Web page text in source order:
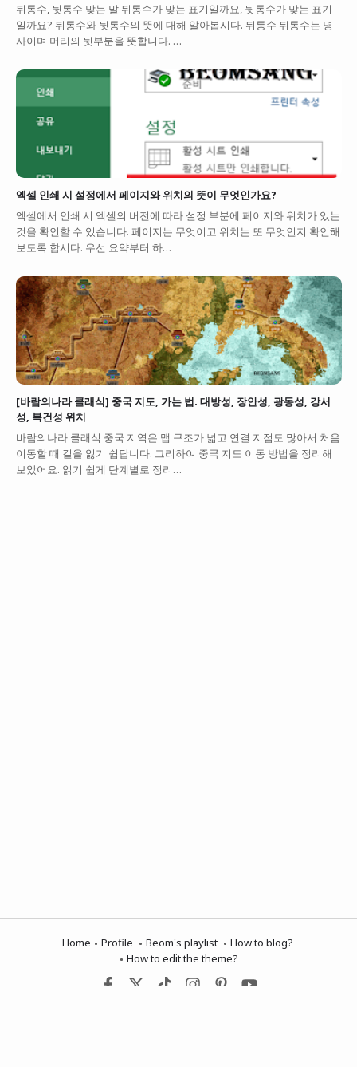
뒤통수, 뒷통수 맞는 말 뒤통수가 맞는 표기일까요, 뒷통수가 맞는 표기
일까요? 뒤통수와 뒷통수의 뜻에 대해 알아봅시다. 뒤통수 뒤통수는 명
사이며 머리의 뒷부분을 뜻합니다. …
엑셀 인쇄 시 설정에서 페이지와 위치의 뜻이 무엇인가요?
엑셀에서 인쇄 시 엑셀의 버전에 따라 설정 부분에 페이지와 위치가 있는
것을 확인할 수 있습니다. 페이지는 무엇이고 위치는 또 무엇인지 확인해
보도록 합시다. 우선 요약부터 하…
[바람의나라 클래식] 중국 지도, 가는 법. 대방성, 장안성, 광동성, 강서
성, 복건성 위치
바람의나라 클래식 중국 지역은 맵 구조가 넓고 연결 지점도 많아서 처음
이동할 때 길을 잃기 쉽답니다. 그리하여 중국 지도 이동 방법을 정리해
보았어요. 읽기 쉽게 단계별로 정리…
Home Profile Beom's playlist
How to blog?
How to edit the theme?